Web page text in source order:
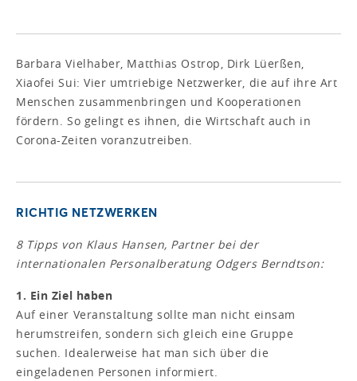
Barbara Vielhaber, Matthias Ostrop, Dirk Lüerßen,
Xiaofei Sui: Vier umtriebige Netzwerker, die auf ihre Art
Menschen zusammenbringen und Kooperationen
fördern. So gelingt es ihnen, die Wirtschaft auch in
Corona-Zeiten voranzutreiben.
RICHTIG NETZWERKEN
8 Tipps von Klaus Hansen, Partner bei der
internationalen Personalberatung Odgers Berndtson:
1. Ein Ziel haben
Auf einer Veranstaltung sollte man nicht einsam
herumstreifen, sondern sich gleich eine Gruppe
suchen. Idealerweise hat man sich über die
eingeladenen Personen informiert.